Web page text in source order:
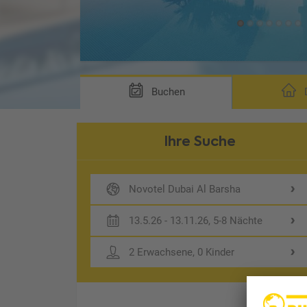
Buchen
Ihre Suche
Novotel Dubai Al Barsha
13.5.26 - 13.11.26, 5-8 Nächte
2 Erwachsene, 0 Kinder